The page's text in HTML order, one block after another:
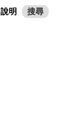
說明 搜尋